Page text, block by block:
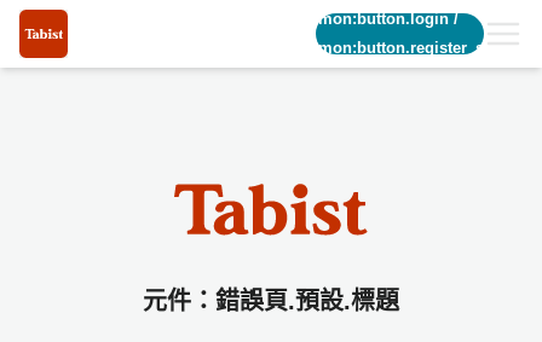
common:button.login/
common:button.register_short
元件：錯誤頁.預設.標題